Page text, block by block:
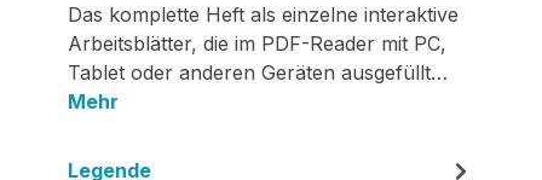
Das komplette Heft als einzelne interaktive
Arbeitsblätter, die im PDF-Reader mit PC,
Tablet oder anderen Geräten ausgefüllt…
Mehr
Legende